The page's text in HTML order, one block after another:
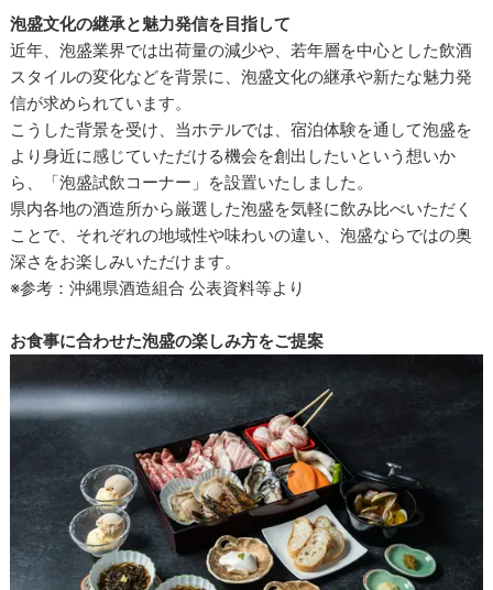
泡盛文化の継承と魅力発信を目指して
近年、泡盛業界では出荷量の減少や、若年層を中心とした飲酒
スタイルの変化などを背景に、泡盛文化の継承や新たな魅力発
信が求められています。
こうした背景を受け、当ホテルでは、宿泊体験を通して泡盛を
より身近に感じていただける機会を創出したいという想いか
ら、「泡盛試飲コーナー」を設置いたしました。
県内各地の酒造所から厳選した泡盛を気軽に飲み比べいただく
ことで、それぞれの地域性や味わいの違い、泡盛ならではの奥
深さをお楽しみいただけます。
※参考：沖縄県酒造組合 公表資料等より
お食事に合わせた泡盛の楽しみ方をご提案